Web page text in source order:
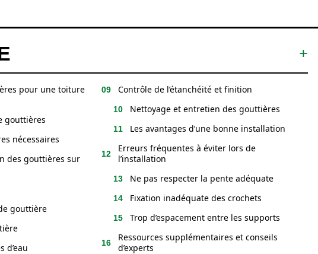
pour une toiture
gouttières
nécessaires
des gouttières sur
gouttière
d’eau
Contrôle de l’étanchéité et finition
Nettoyage et entretien des gouttières
Les avantages d’une bonne installation
Erreurs fréquentes à éviter lors de
l’installation
Ne pas respecter la pente adéquate
Fixation inadéquate des crochets
Trop d’espacement entre les supports
Ressources supplémentaires et conseils
d’experts